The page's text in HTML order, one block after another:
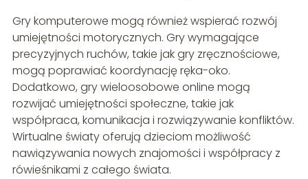
Gry komputerowe mogą również wspierać rozwój
umiejętności motorycznych. Gry wymagające
precyzyjnych ruchów, takie jak gry zręcznościowe,
mogą poprawiać koordynację ręka-oko.
Dodatkowo, gry wieloosobowe online mogą
rozwijać umiejętności społeczne, takie jak
współpraca, komunikacja i rozwiązywanie konfliktów.
Wirtualne światy oferują dzieciom możliwość
nawiązywania nowych znajomości i współpracy z
rówieśnikami z całego świata.